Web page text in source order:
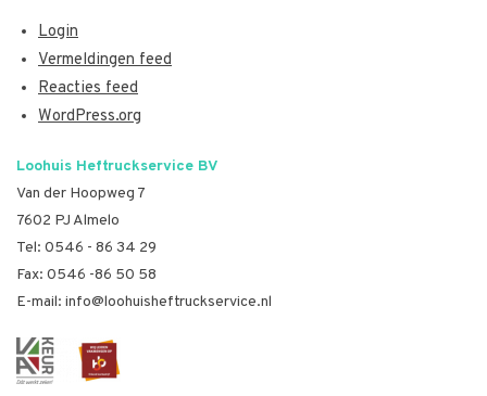
Login
Vermeldingen feed
Reacties feed
WordPress.org
Loohuis Heftruckservice BV
Van der Hoopweg 7
7602 PJ Almelo
Tel: 0546 - 86 34 29
Fax: 0546 -86 50 58
E-mail: info@loohuisheftruckservice.nl